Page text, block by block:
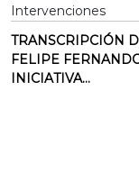
Intervenciones
TRANSCRIPCIÓN
FELIPE
INICIATIVA...